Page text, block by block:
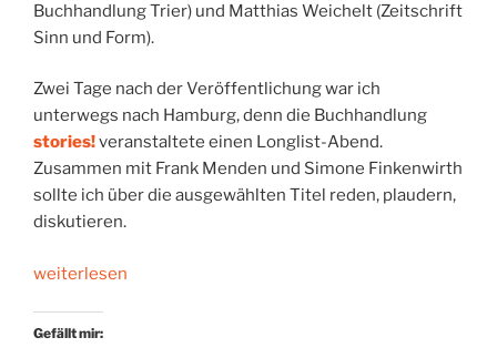
Buchhandlung Trier) und Matthias Weichelt (Zeitschrift
Sinn und Form).
Zwei Tage nach der Veröffentlichung war ich
unterwegs nach Hamburg, denn die Buchhandlung
stories!veranstaltete einen Longlist-Abend.
Zusammen mit Frank Menden und Simone Finkenwirth
sollte ich über die ausgewählten Titel reden, plaudern,
diskutieren.
„#dbp23:
Longlist-
weiterlesen
Gefällt mir: